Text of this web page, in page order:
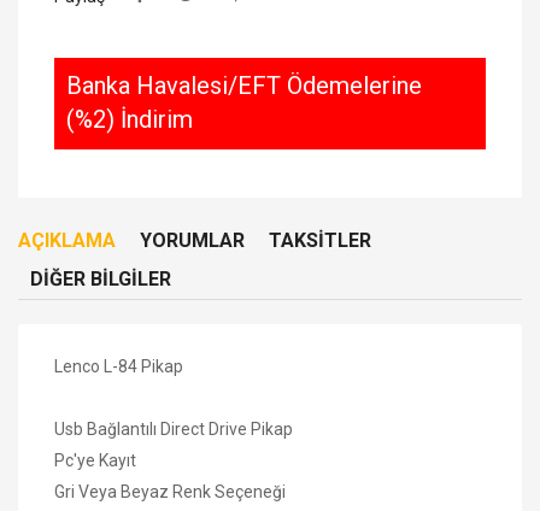
Banka Havalesi/EFT Ödemelerine
(%2) İndirim
AÇIKLAMA YORUMLAR
TAKSITLER
DIĞER BILGILER
Lenco L-84 Pikap
Usb Bağlantılı Direct Drive Pikap
Pc'ye Kayıt
Gri Veya Beyaz Renk Seçeneği